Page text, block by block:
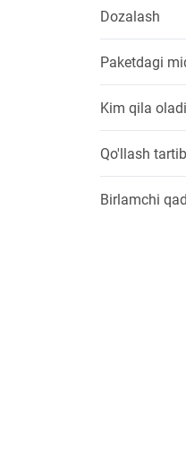
Dozalash
Paketdagi
Kim qila oladi
Qo'llash
Birlamchi